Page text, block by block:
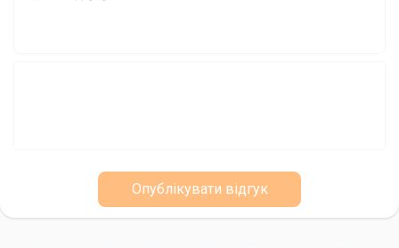
Опублікувати відгук